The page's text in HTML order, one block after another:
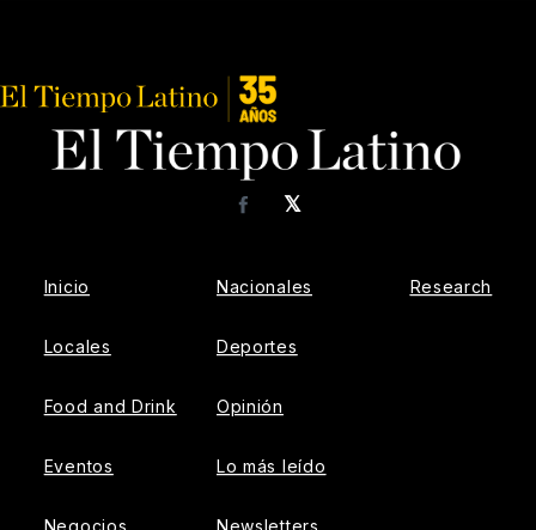
𝕏
Facebook
Inicio
Locales
Food and Drink
Eventos
Negocios
Nacionales
Deportes
Opinión
Lo más leído
Newsletters
Research